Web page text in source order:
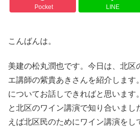
Pocket LINE
こんばんは。
美建の松丸潤也です。今日は、北区
エ講師の紫貴あきさんを紹介します
についてお話しできればと思います
と北区のワイン講演で知り合いまし
えば北区民のためにワイン講演をし